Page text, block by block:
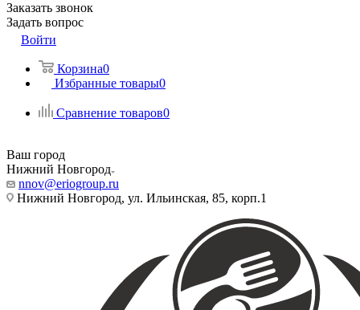
Заказать звонок
Задать вопрос
Войти
Корзина0
Избранные товары0
Сравнение товаров0
Ваш город
Нижний Новгород
nnov@eriogroup.ru
Нижний Новгород, ул. Ильинская, 85, корп.1